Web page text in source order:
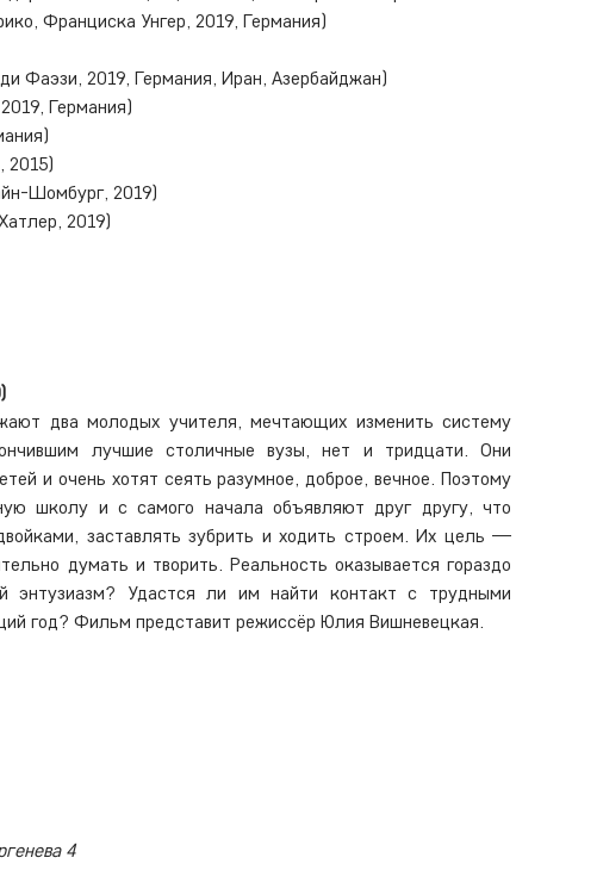
Франциска Унгер, 2019, Германия)
Фаэзи, 2019, Германия, Иран, Азербайджан)
Германия)
2015)
Шомбург, 2019)
2019)
два молодых учителя, мечтающих изменить систему
лучшие столичные вузы, нет и тридцати. Они
и очень хотят сеять разумное, доброе, вечное. Поэтому
школу и с самого начала объявляют друг другу, что
заставлять зубрить и ходить строем. Их цель —
думать и творить. Реальность оказывается гораздо
Удастся ли им найти контакт с трудными
год? Фильм представит режиссёр Юлия Вишневецкая.
4